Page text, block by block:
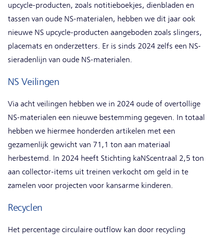
upcycle-producten, zoals notitieboekjes, dienbladen en
tassen van oude NS-materialen, hebben we dit jaar ook
nieuwe NS upcycle-producten aangeboden zoals slingers,
placemats en onderzetters. Er is sinds 2024 zelfs een NS-
sieradenlijn van oude NS-materialen.
NS Veilingen
Via acht veilingen hebben we in 2024 oude of overtollige
NS-materialen een nieuwe bestemming gegeven. In totaal
hebben we hiermee honderden artikelen met een
gezamenlijk gewicht van 71,1 ton aan materiaal
herbestemd. In 2024 heeft Stichting kaNScentraal 2,5 ton
aan collector-items uit treinen verkocht om geld in te
zamelen voor projecten voor kansarme kinderen.
Recyclen
Het percentage circulaire outflow kan door recycling